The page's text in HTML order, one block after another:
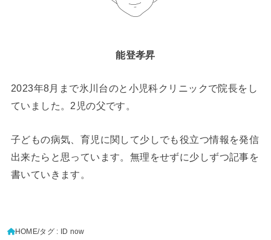
能登孝昇
2023年8月まで氷川台のと小児科クリニックで院長をし
ていました。2児の父です。
子どもの病気、育児に関して少しでも役立つ情報を発信
出来たらと思っています。無理をせずに少しずつ記事を
書いていきます。
HOME タグ : ID now